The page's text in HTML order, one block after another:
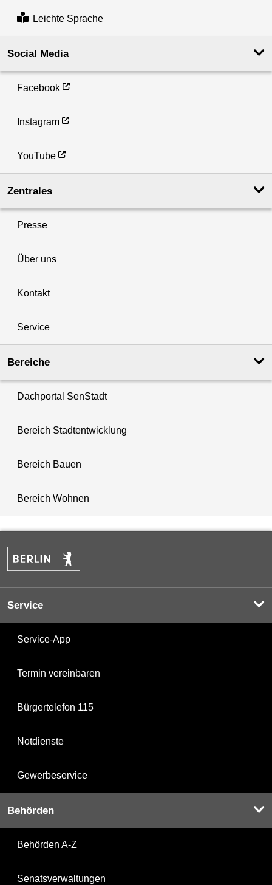
Leichte Sprache
Social Media
Facebook
Instagram
YouTube
Zentrales
Presse
Über uns
Kontakt
Service
Bereiche
Dachportal SenStadt
Bereich Stadtentwicklung
Bereich Bauen
Bereich Wohnen
Service
Service-App
Termin vereinbaren
Bürgertelefon 115
Notdienste
Gewerbeservice
Behörden
Behörden A-Z
Senatsverwaltungen